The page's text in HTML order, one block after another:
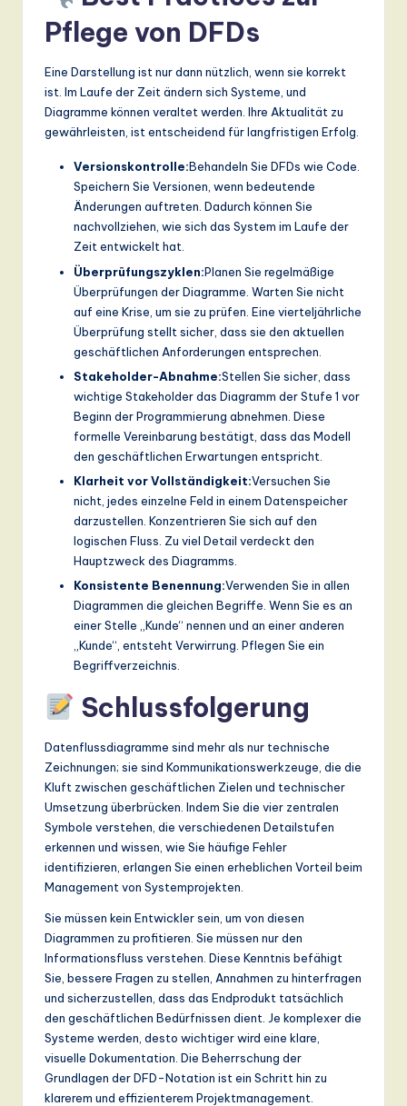
Pflege von DFDs
Eine Darstellung ist nur dann nützlich, wenn sie korrekt
ist. Im Laufe der Zeit ändern sich Systeme, und
Diagramme können veraltet werden. Ihre Aktualität zu
gewährleisten, ist entscheidend für langfristigen Erfolg.
Versionskontrolle:Behandeln Sie DFDs wie Code.
Speichern Sie Versionen, wenn bedeutende
Änderungen auftreten. Dadurch können Sie
nachvollziehen, wie sich das System im Laufe der
Zeit entwickelt hat.
Überprüfungszyklen:Planen Sie regelmäßige
Überprüfungen der Diagramme. Warten Sie nicht
auf eine Krise, um sie zu prüfen. Eine vierteljährliche
Überprüfung stellt sicher, dass sie den aktuellen
geschäftlichen Anforderungen entsprechen.
Stakeholder-Abnahme:Stellen Sie sicher, dass
wichtige Stakeholder das Diagramm der Stufe 1 vor
Beginn der Programmierung abnehmen. Diese
formelle Vereinbarung bestätigt, dass das Modell
den geschäftlichen Erwartungen entspricht.
Klarheit vor Vollständigkeit:Versuchen Sie
nicht, jedes einzelne Feld in einem Datenspeicher
darzustellen. Konzentrieren Sie sich auf den
logischen Fluss. Zu viel Detail verdeckt den
Hauptzweck des Diagramms.
Konsistente Benennung:Verwenden Sie in allen
Diagrammen die gleichen Begriffe. Wenn Sie es an
einer Stelle „Kunde“ nennen und an einer anderen
„Kunde“, entsteht Verwirrung. Pflegen Sie ein
Begriffverzeichnis.
Schlussfolgerung
Datenflussdiagramme sind mehr als nur technische
Zeichnungen; sie sind Kommunikationswerkzeuge, die die
Kluft zwischen geschäftlichen Zielen und technischer
Umsetzung überbrücken. Indem Sie die vier zentralen
Symbole verstehen, die verschiedenen Detailstufen
erkennen und wissen, wie Sie häufige Fehler
identifizieren, erlangen Sie einen erheblichen Vorteil beim
Management von Systemprojekten.
Sie müssen kein Entwickler sein, um von diesen
Diagrammen zu profitieren. Sie müssen nur den
Informationsfluss verstehen. Diese Kenntnis befähigt
Sie, bessere Fragen zu stellen, Annahmen zu hinterfragen
und sicherzustellen, dass das Endprodukt tatsächlich
den geschäftlichen Bedürfnissen dient. Je komplexer die
Systeme werden, desto wichtiger wird eine klare,
visuelle Dokumentation. Die Beherrschung der
Grundlagen der DFD-Notation ist ein Schritt hin zu
klarerem und effizienterem Projektmanagement.